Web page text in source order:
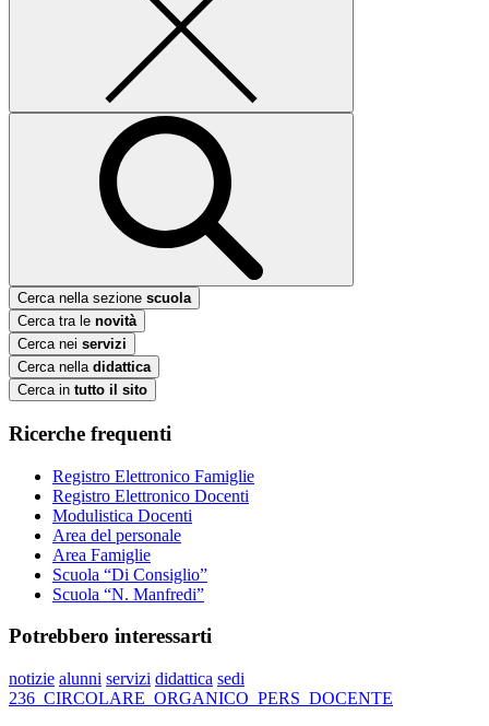
Cerca nella sezione scuola
Cerca tra le novità
Cerca nei servizi
Cerca nella didattica
Cerca in tutto il sito
Ricerche frequenti
Registro Elettronico Famiglie
Registro Elettronico Docenti
Modulistica Docenti
Area del personale
Area Famiglie
Scuola “Di Consiglio”
Scuola “N. Manfredi”
Potrebbero interessarti
notizie alunni servizi didattica sedi
236_CIRCOLARE_ORGANICO_PERS_DOCENTE